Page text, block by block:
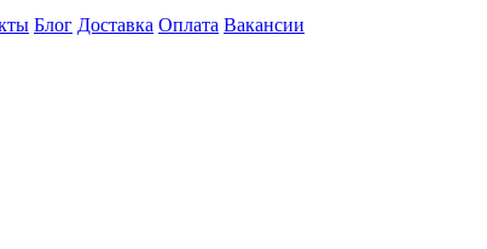
Блог Доставка Оплата Вакансии